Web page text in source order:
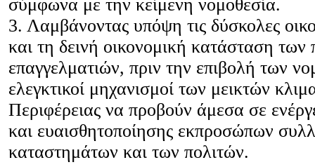
σύμφωνα με την κείμενη νομοθεσία.
3. Λαμβάνοντας υπόψη τις δύσκολες
και τη δεινή οικονομική κατάσταση των
επαγγελματιών, πριν την επιβολή των
ελεγκτικοί μηχανισμοί των μεικτών
Περιφέρειας να προβούν άμεσα σε
και ευαισθητοποίησης εκπροσώπων
καταστημάτων και των πολιτών.